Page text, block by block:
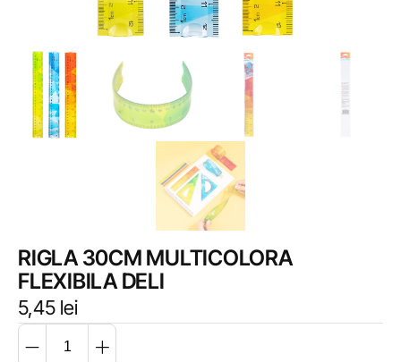
RIGLA 30CM MULTICOLORA
FLEXIBILA DELI
5,45 lei